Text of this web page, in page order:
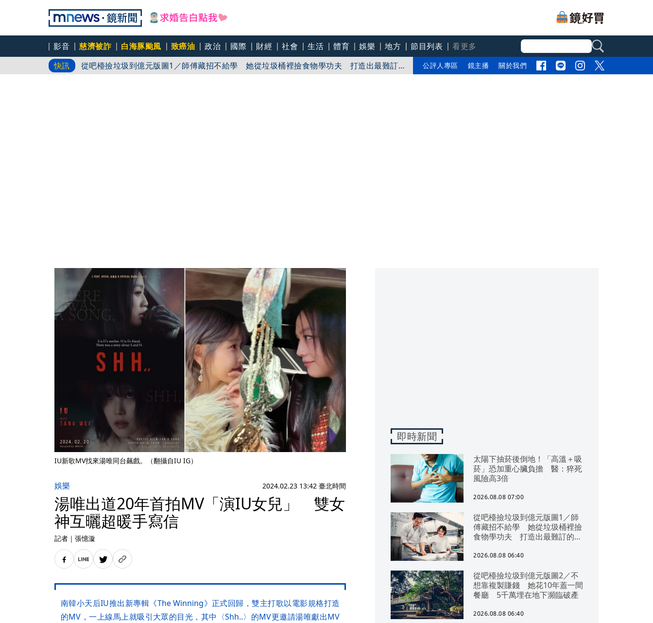
影音 慈濟被詐 白海豚颱風 致癌油 政治 國際 財經 社會 生活 體育 娛樂 地方 節目列表
看更多
快訊
太陽下抽菸後倒地！「高溫＋吸菸」恐加重心臟負擔 醫：猝死風險高3倍
從吧檯撿垃圾到億元版圖1／師傅藏招不給學 她從垃圾桶裡撿食物學功夫 打造出最難訂
的餐廳
從吧檯撿垃圾到億元版圖2／不想靠複製賺錢 她花10年蓋一間餐廳 5千萬埋在地下瀕臨破
公評人專區 鏡主播 關於我們
IU新歌MV找來湯唯同台飆戲。（翻攝自IU IG）
娛樂 2024.02.23 13:42 臺北時間
湯唯出道20年首拍MV「演IU女兒」 雙女
神互曬超暖手寫信
記者 ｜ 張憶漩
南韓小天后IU推出新專輯《The Winning》正式回歸，雙主打歌以電影規格打造
的MV，一上線馬上就吸引大眾的目光，其中〈Shh..〉的MV更邀請湯唯獻出MV
即時新聞
太陽下抽菸後倒地！「高溫＋吸
菸」恐加重心臟負擔 醫：猝死
風險高3倍
2026.08.08 07:00
從吧檯撿垃圾到億元版圖1／師
傅藏招不給學 她從垃圾桶裡撿
食物學功夫 打造出最難訂的餐
2026.08.08 06:40
從吧檯撿垃圾到億元版圖2／不
想靠複製賺錢 她花10年蓋一間
餐廳 5千萬埋在地下瀕臨破產
2026.08.08 06:40